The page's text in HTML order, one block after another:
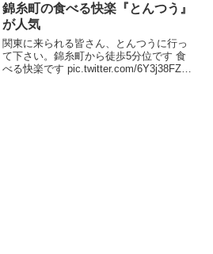
錦糸町の食べる快楽『とんつう』
が人気
関東に来られる皆さん、とんつうに行っ
て下さい。錦糸町から徒歩5分位です 食
べる快楽です pic.twitter.com/6Y3j38FZcU